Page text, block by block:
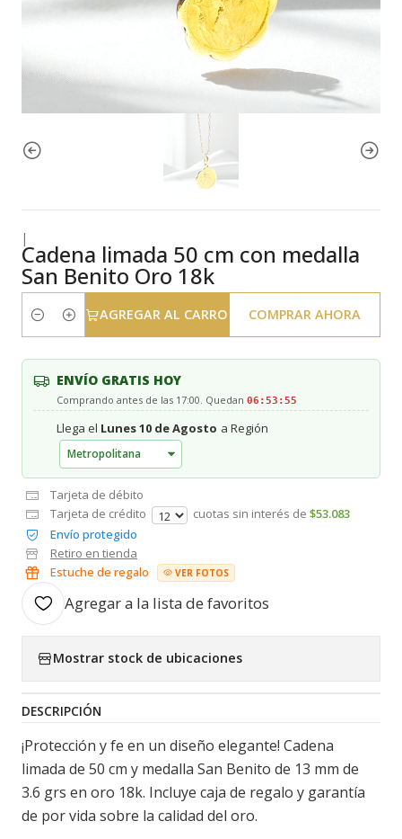
|
Cadena limada 50 cm con medalla
San Benito Oro 18k
Cantidad
AGREGAR AL CARRO COMPRAR AHORA
ENVÍO GRATIS HOY
Comprando antes de las 17:00. Quedan 06:53:54
Llega el Lunes 10 de Agosto a Región
Tarjeta de débito
Tarjeta de crédito
cuotas sin interés de $53.083
Envío protegido
Retiro en tienda
Estuche de regalo
VER FOTOS
Agregar a la lista de favoritos
Mostrar stock de ubicaciones
DESCRIPCIÓN
¡Protección y fe en un diseño elegante! Cadena
limada de 50 cm y medalla San Benito de 13 mm de
3.6 grs en oro 18k. Incluye caja de regalo y garantía
de por vida sobre la calidad del oro.